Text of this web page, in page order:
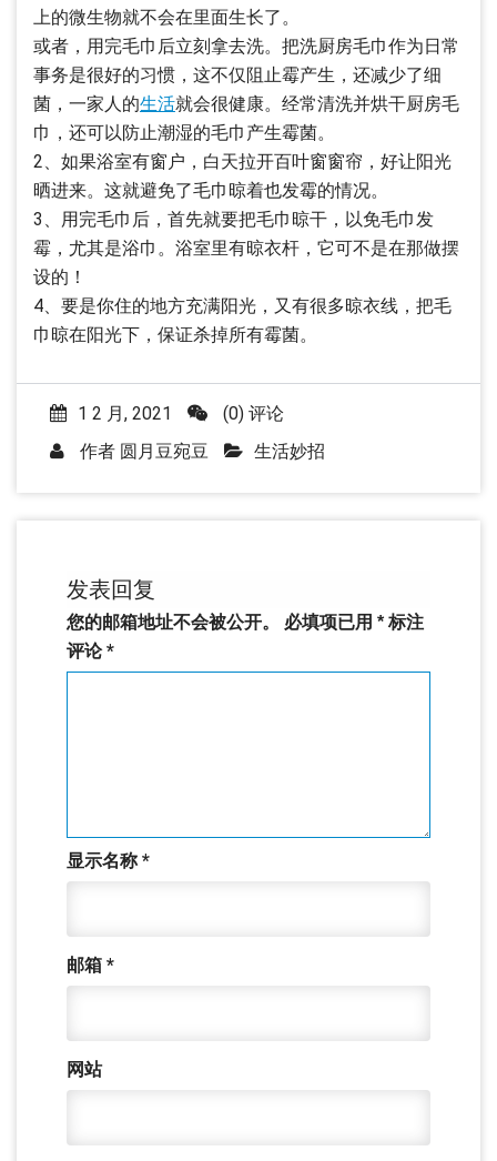
上的微生物就不会在里面生长了。
或者，用完毛巾后立刻拿去洗。把洗厨房毛巾作为日常
事务是很好的习惯，这不仅阻止霉产生，还减少了细
菌，一家人的生活就会很健康。经常清洗并烘干厨房毛
巾，还可以防止潮湿的毛巾产生霉菌。
2、如果浴室有窗户，白天拉开百叶窗窗帘，好让阳光
晒进来。这就避免了毛巾晾着也发霉的情况。
3、用完毛巾后，首先就要把毛巾晾干，以免毛巾发
霉，尤其是浴巾。浴室里有晾衣杆，它可不是在那做摆
设的！
4、要是你住的地方充满阳光，又有很多晾衣线，把毛
巾晾在阳光下，保证杀掉所有霉菌。
1 2 月, 2021
(0) 评论
作者 圆月豆宛豆 生活妙招
发表回复
您的邮箱地址不会被公开。 必填项已用 * 标注
评论*
显示名称*
邮箱 *
网站